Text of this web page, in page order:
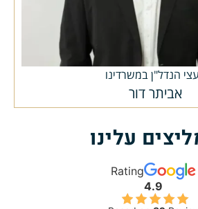
הנדל"ן במשרדינו
אביתר דור
עלינו
Rating
4.9